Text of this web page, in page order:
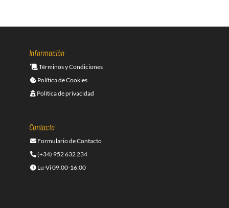
Información
Términos y Condiciones
Política de Cookies
Política de privacidad
Contacto
Formulario de Contacto
(+34) 952 632 234
Lu-Vi 09:00-16:00